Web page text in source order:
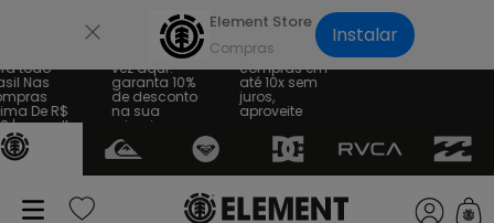
Element Store Instalar
todo
Nas
De R$
| consulte
Sua primeira
vez aqui?
garanta 10%
de desconto
na sua
primeira
compra
Parcele suas
compras em
até 10x sem
juros,
aproveite